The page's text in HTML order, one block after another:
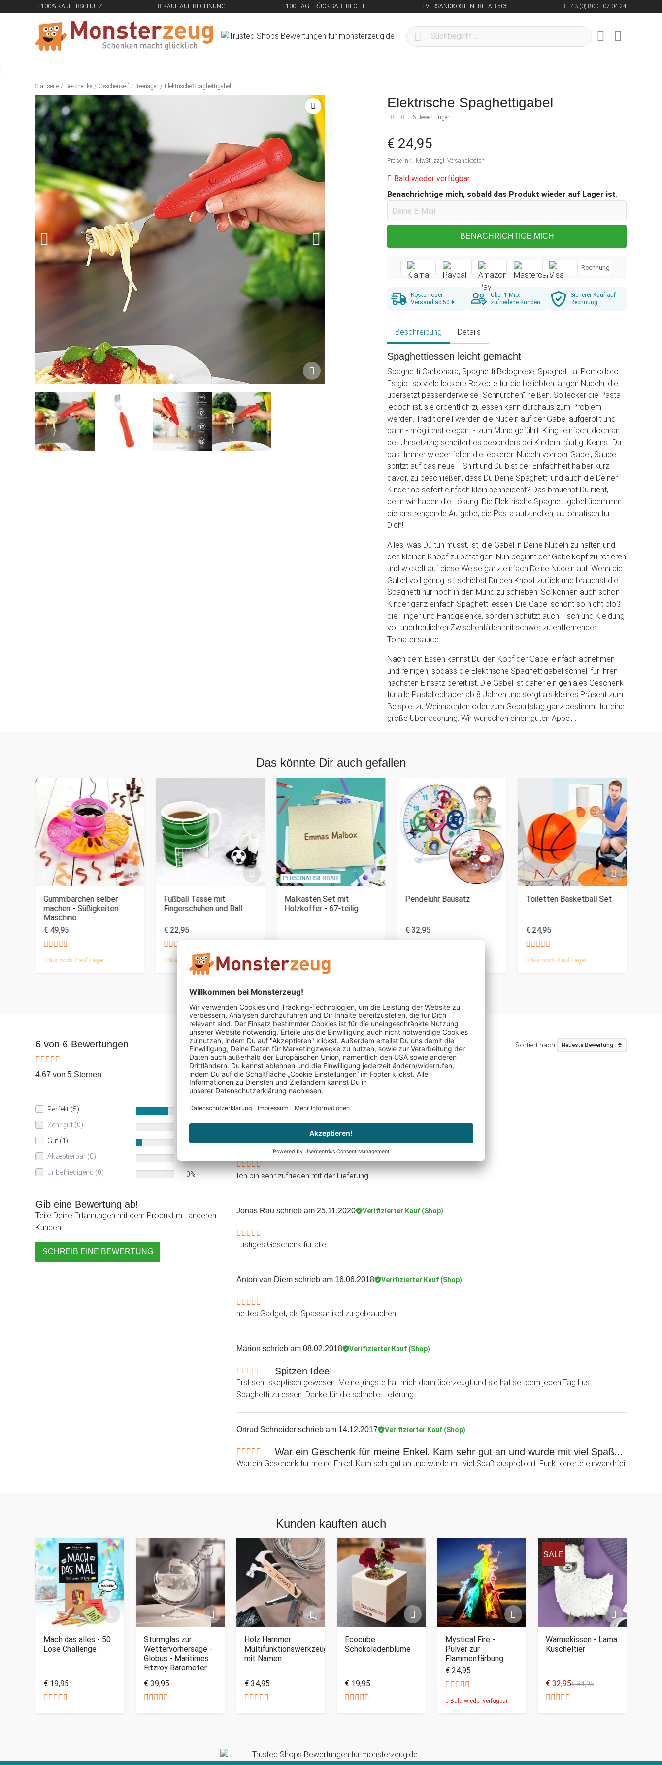
100% KÄUFERSCHUTZ KAUF AUF RECHNUNG 100 TAGE RÜCKGABERECHT VERSANDKOSTENFREI AB 50€ +43 (0) 800 - 07 04 24
Startseite Geschenke Geschenke für Teenager Elektrische Spaghettigabel
Elektrische Spaghettigabel
6 Bewertungen
€ 24,95
Preise inkl. MwSt. zzgl. Versandkosten
Bald wieder verfügbar
Benachrichtige mich, sobald das Produkt wieder auf Lager ist.
BENACHRICHTIGE MICH
Rechnung
Kostenloser
Versand ab 50 €
Über 1 Mio.
zufriedene Kunden
Sicherer Kauf auf
Rechnung
Beschreibung Details
Spaghettiessen leicht gemacht
Spaghetti Carbonara, Spaghetti Bolognese, Spaghetti al Pomodoro...
Es gibt so viele leckere Rezepte für die beliebten langen Nudeln, die
übersetzt passenderweise "Schnürchen" heißen. So lecker die Pasta
jedoch ist, sie ordentlich zu essen kann durchaus zum Problem
werden. Traditionell werden die Nudeln auf der Gabel aufgerollt und
dann - möglichst elegant - zum Mund geführt. Klingt einfach, doch an
der Umsetzung scheitert es besonders bei Kindern häufig. Kennst Du
das: Immer wieder fallen die leckeren Nudeln von der Gabel, Sauce
spritzt auf das neue T-Shirt und Du bist der Einfachheit halber kurz
davor, zu beschließen, dass Du Deine Spaghetti und auch die Deiner
Kinder ab sofort einfach klein schneidest? Das brauchst Du nicht,
denn wir haben die Lösung! Die Elektrische Spaghettigabel übernimmt
die anstrengende Aufgabe, die Pasta aufzurollen, automatisch für
Dich!
Alles, was Du tun musst, ist, die Gabel in Deine Nudeln zu halten und
den kleinen Knopf zu betätigen. Nun beginnt der Gabelkopf zu rotieren
und wickelt auf diese Weise ganz einfach Deine Nudeln auf. Wenn die
Gabel voll genug ist, schiebst Du den Knopf zurück und brauchst die
Spaghetti nur noch in den Mund zu schieben. So können auch schon
Kinder ganz einfach Spaghetti essen. Die Gabel schont so nicht bloß
die Finger und Handgelenke, sondern schützt auch Tisch und Kleidung
vor unerfreulichen Zwischenfällen mit schwer zu entfernender
Tomatensauce.
Nach dem Essen kannst Du den Kopf der Gabel einfach abnehmen
und reinigen, sodass die Elektrische Spaghettigabel schnell für ihren
nächsten Einsatz bereit ist. Die Gabel ist daher ein geniales Geschenk
für alle Pastaliebhaber ab 8 Jahren und sorgt als kleines Präsent zum
Beispiel zu Weihnachten oder zum Geburtstag ganz bestimmt für eine
große Überraschung. Wir wünschen einen guten Appetit!
Das könnte Dir auch gefallen
Gummibärchen selber
machen - Süßigkeiten
Maschine
€ 49,95
Nur noch 2 auf Lager
Fußball Tasse mit
Fingerschuhen und Ball
€ 22,95
Nur noch 4 auf Lager
PERSONALISIERBAR
Malkasten Set mit
Holzkoffer - 67-teilig
€ 29,95
Pendeluhr Bausatz
€ 32,95
Toiletten Basketball Set
€ 24,95
Nur noch 4 auf Lager
6 von 6 Bewertungen
4.67 von 5 Sternen
Perfekt (5)
83%
Sehr gut (0)
0%
Gut (1)
17%
Akzeptierbar (0)
Unbefriedigend (0)
0%
Gib eine Bewertung ab!
Teile Deine Erfahrungen mit dem Produkt mit anderen
Kunden.
SCHREIB EINE BEWERTUNG
Sortiert nach
rolf hornigschrieb am 21.07.2021 Verifizierter Kauf (Shop)
Eine Gabel ist beschädigte
Regina De Benedettischrieb am 26.04.2021 Verifizierter Kauf (Shop)
Ich bin sehr zufrieden mit der Lieferung
Jonas Rau schrieb am 25.11.2020 Verifizierter Kauf (Shop)
Lustiges Geschenk für alle!
Anton van Diem schrieb am 16.06.2018 Verifizierter Kauf (Shop)
nettes Gadget, als Spassartikel zu gebrauchen
Marion schrieb am 08.02.2018 Verifizierter Kauf (Shop)
Spitzen Idee!
Erst sehr skeptisch gewesen. Meine jüngste hat mich dann überzeugt und sie hat seitdem jeden Tag Lust
Spaghetti zu essen. Danke für die schnelle Lieferung
Ortrud Schneider schrieb am 14.12.2017 Verifizierter Kauf (Shop)
War ein Geschenk für meine Enkel. Kam sehr gut an und wurde mit viel Spaß...
War ein Geschenk für meine Enkel. Kam sehr gut an und wurde mit viel Spaß ausprobiert. Funktionierte einwandrfei.
Kunden kauften auch
Mach das alles - 50
Lose Challenge
€ 19,95
Sturmglas zur
Wettervorhersage -
Globus - Maritimes
Fitzroy Barometer
€ 39,95
Holz Hammer
Multifunktionswerkzeug
mit Namen
€ 34,95
Ecocube
Schokoladenblume
€ 19,95
Mystical Fire -
Pulver zur
Flammenfärbung
€ 24,95
Bald wieder verfügbar
SALE
Wärmekissen - Lama
Kuscheltier
€ 32,95€ 34,95